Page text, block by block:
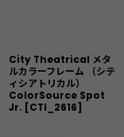
City Theatrical メタ
ルカラーフレーム （シテ
ィシアトリカル）
ColorSource Spot
Jr. [CTI_2616]